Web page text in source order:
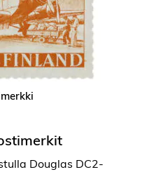
Douglas DC2-